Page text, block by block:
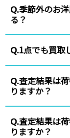
Q.季節外のお
る？
Q.1点でも買取
Q.査定結果は
りますか？
Q.査定結果は
りますか？